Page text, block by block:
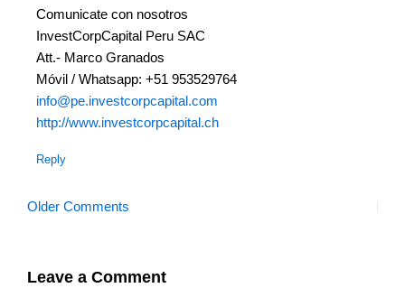
Comunicate con nosotros
InvestCorpCapital Peru SAC
Att.- Marco Granados
Móvil / Whatsapp: +51 953529764
info@pe.investcorpcapital.com
http://www.investcorpcapital.ch
Reply
Older Comments
Leave a Comment